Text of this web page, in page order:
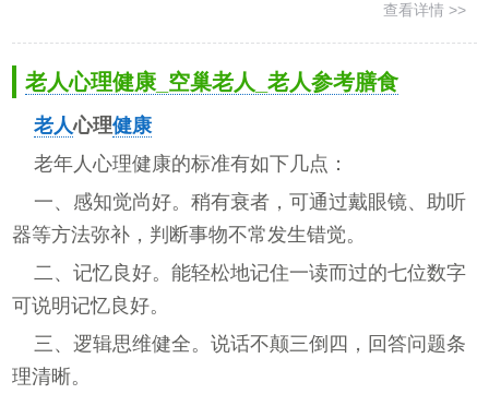
查看详情 >>
老人心理健康_空巢老人_老人参考膳食
老人心理健康
老年人心理健康的标准有如下几点：
一、感知觉尚好。稍有衰者，可通过戴眼镜、助听
器等方法弥补，判断事物不常发生错觉。
二、记忆良好。能轻松地记住一读而过的七位数字
可说明记忆良好。
三、逻辑思维健全。说话不颠三倒四，回答问题条
理清晰。